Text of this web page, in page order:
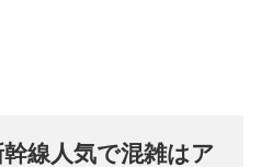
線人気で混雑はア